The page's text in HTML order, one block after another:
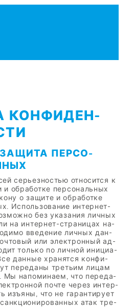
КОН­ФИ­ДЕН­
ЗА­ЩИ­ТА ПЕР­СО­
се­рьез­но­стью от­но­сит­ся к
и об­ра­бот­ке пер­со­наль­ных
о за­щи­те и об­ра­бот­ке
Ис­поль­зо­ва­ние ин­тер­нет-
без ука­за­ния лич­ных
на ин­тер­нет-стра­ни­цах на­
вве­де­ние лич­ных дан­
или элек­трон­ный ад­
толь­ко по лич­ной ини­ци­а­
дан­ные хра­нят­ся кон­фи­
пе­ре­да­ны тре­тьим ли­цам
Мы на­по­ми­на­ем, что пе­ре­да­
по­чте че­рез ин­тер­
изъ­я­ны, что не га­ран­ти­ру­ет
атак тре­